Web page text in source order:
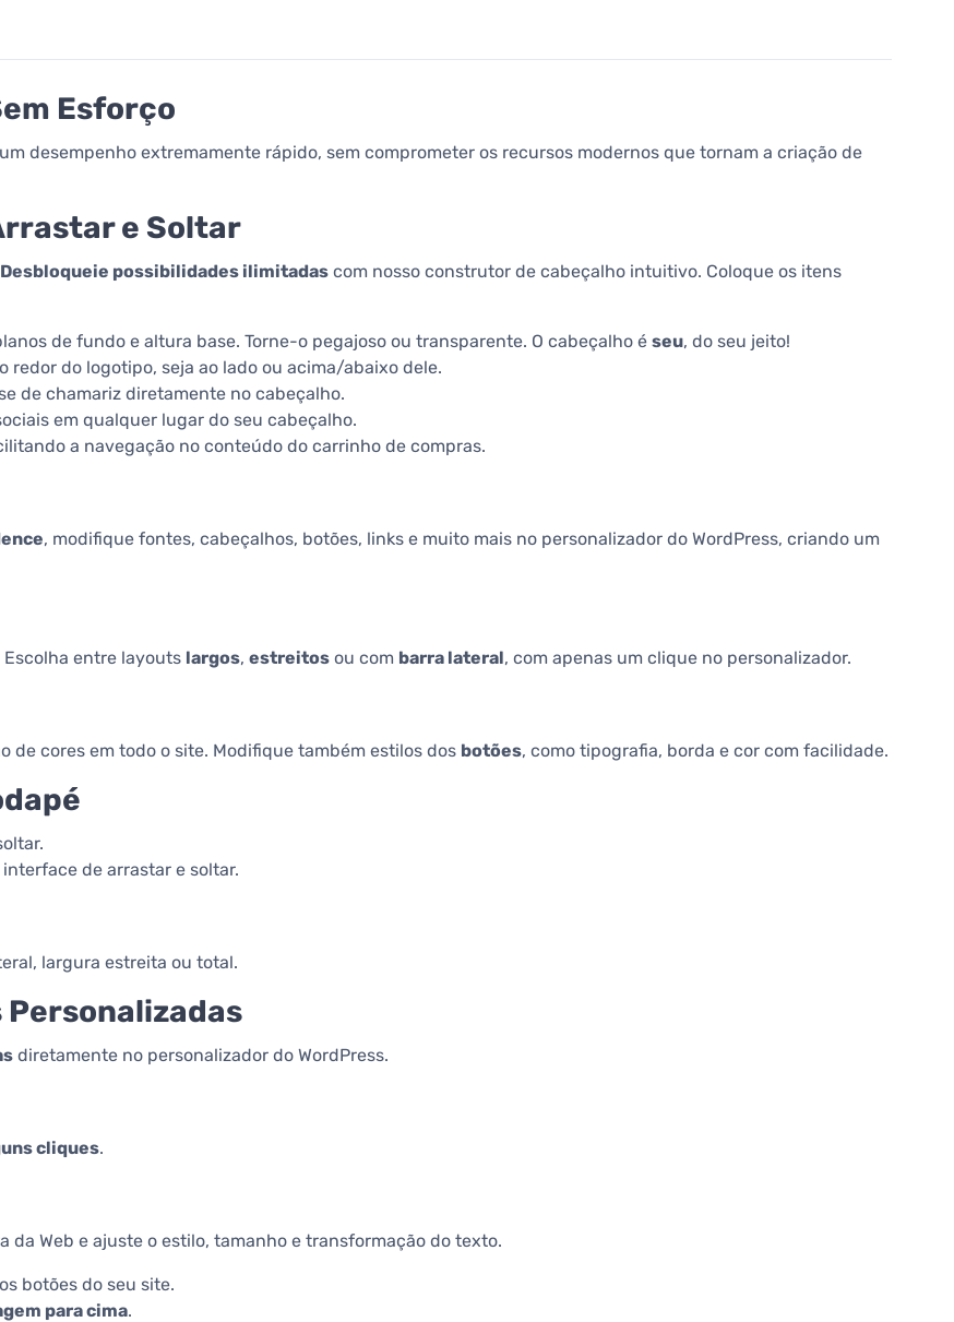
Esforço
desempenho extremamente rápido, sem comprometer os recursos modernos que tornam a criação de
e Soltar
Desbloqueie possibilidades ilimitadas com nosso construtor de cabeçalho intuitivo. Coloque os itens
de fundo e altura base. Torne-o pegajoso ou transparente. O cabeçalho é seu, do seu jeito!
redor do logotipo, seja ao lado ou acima/abaixo dele.
de chamariz diretamente no cabeçalho.
em qualquer lugar do seu cabeçalho.
a navegação no conteúdo do carrinho de compras.
, modifique fontes, cabeçalhos, botões, links e muito mais no personalizador do WordPress, criando um
entre layouts largos, estreitos ou com barra lateral, com apenas um clique no personalizador.
de cores em todo o site. Modifique também estilos dos botões, como tipografia, borda e cor com facilidade.
de arrastar e soltar.
largura estreita ou total.
Personalizadas
diretamente no personalizador do WordPress.
cliques.
da Web e ajuste o estilo, tamanho e transformação do texto.
botões do seu site.
para cima.